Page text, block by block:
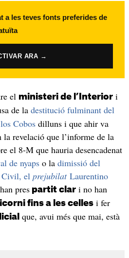
a les teves fonts preferides de
ARA →
el ministeri de l’Interiori
de ladestitució fulminant del
Cobosdilluns i que ahir va
revelació que l’informe de la
el 8-M que hauria desencadenat
de nyapso la dimissió del
Civil, el prejubilatLaurentino
prespartit clari no han
fins a les cellesi fer
que, avui més que mai, està